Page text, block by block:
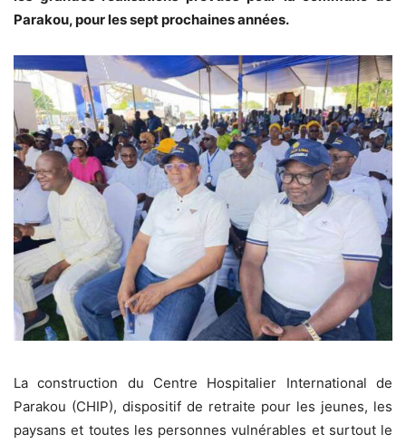
Parakou, pour les sept prochaines années.
La construction du Centre Hospitalier International de
Parakou (CHIP), dispositif de retraite pour les jeunes, les
paysans et toutes les personnes vulnérables et surtout le